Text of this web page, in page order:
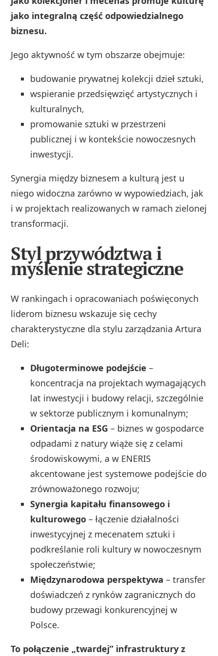
jako integralną część odpowiedzialnego
biznesu.
Jego aktywność w tym obszarze obejmuje:
budowanie prywatnej kolekcji dzieł sztuki,
wspieranie przedsięwzięć artystycznych i
kulturalnych,
promowanie sztuki w przestrzeni
publicznej i w kontekście nowoczesnych
inwestycji.
Synergia między biznesem a kulturą jest u
niego widoczna zarówno w wypowiedziach, jak
i w projektach realizowanych w ramach zielonej
transformacji.
Styl przywództwa i
myślenie strategiczne
W rankingach i opracowaniach poświęconych
liderom biznesu wskazuje się cechy
charakterystyczne dla stylu zarządzania Artura
Deli:
Długoterminowe podejście –
koncentracja na projektach wymagających
lat inwestycji i budowy relacji, szczególnie
w sektorze publicznym i komunalnym;
Orientacja na ESG – biznes w gospodarce
odpadami z natury wiąże się z celami
środowiskowymi, a w ENERIS
akcentowane jest systemowe podejście do
zrównoważonego rozwoju;
Synergia kapitału finansowego i
kulturowego – łączenie działalności
inwestycyjnej z mecenatem sztuki i
podkreślanie roli kultury w nowoczesnym
społeczeństwie;
Międzynarodowa perspektywa – transfer
doświadczeń z rynków zagranicznych do
budowy przewagi konkurencyjnej w
Polsce.
To połączenie „twardej” infrastruktury z